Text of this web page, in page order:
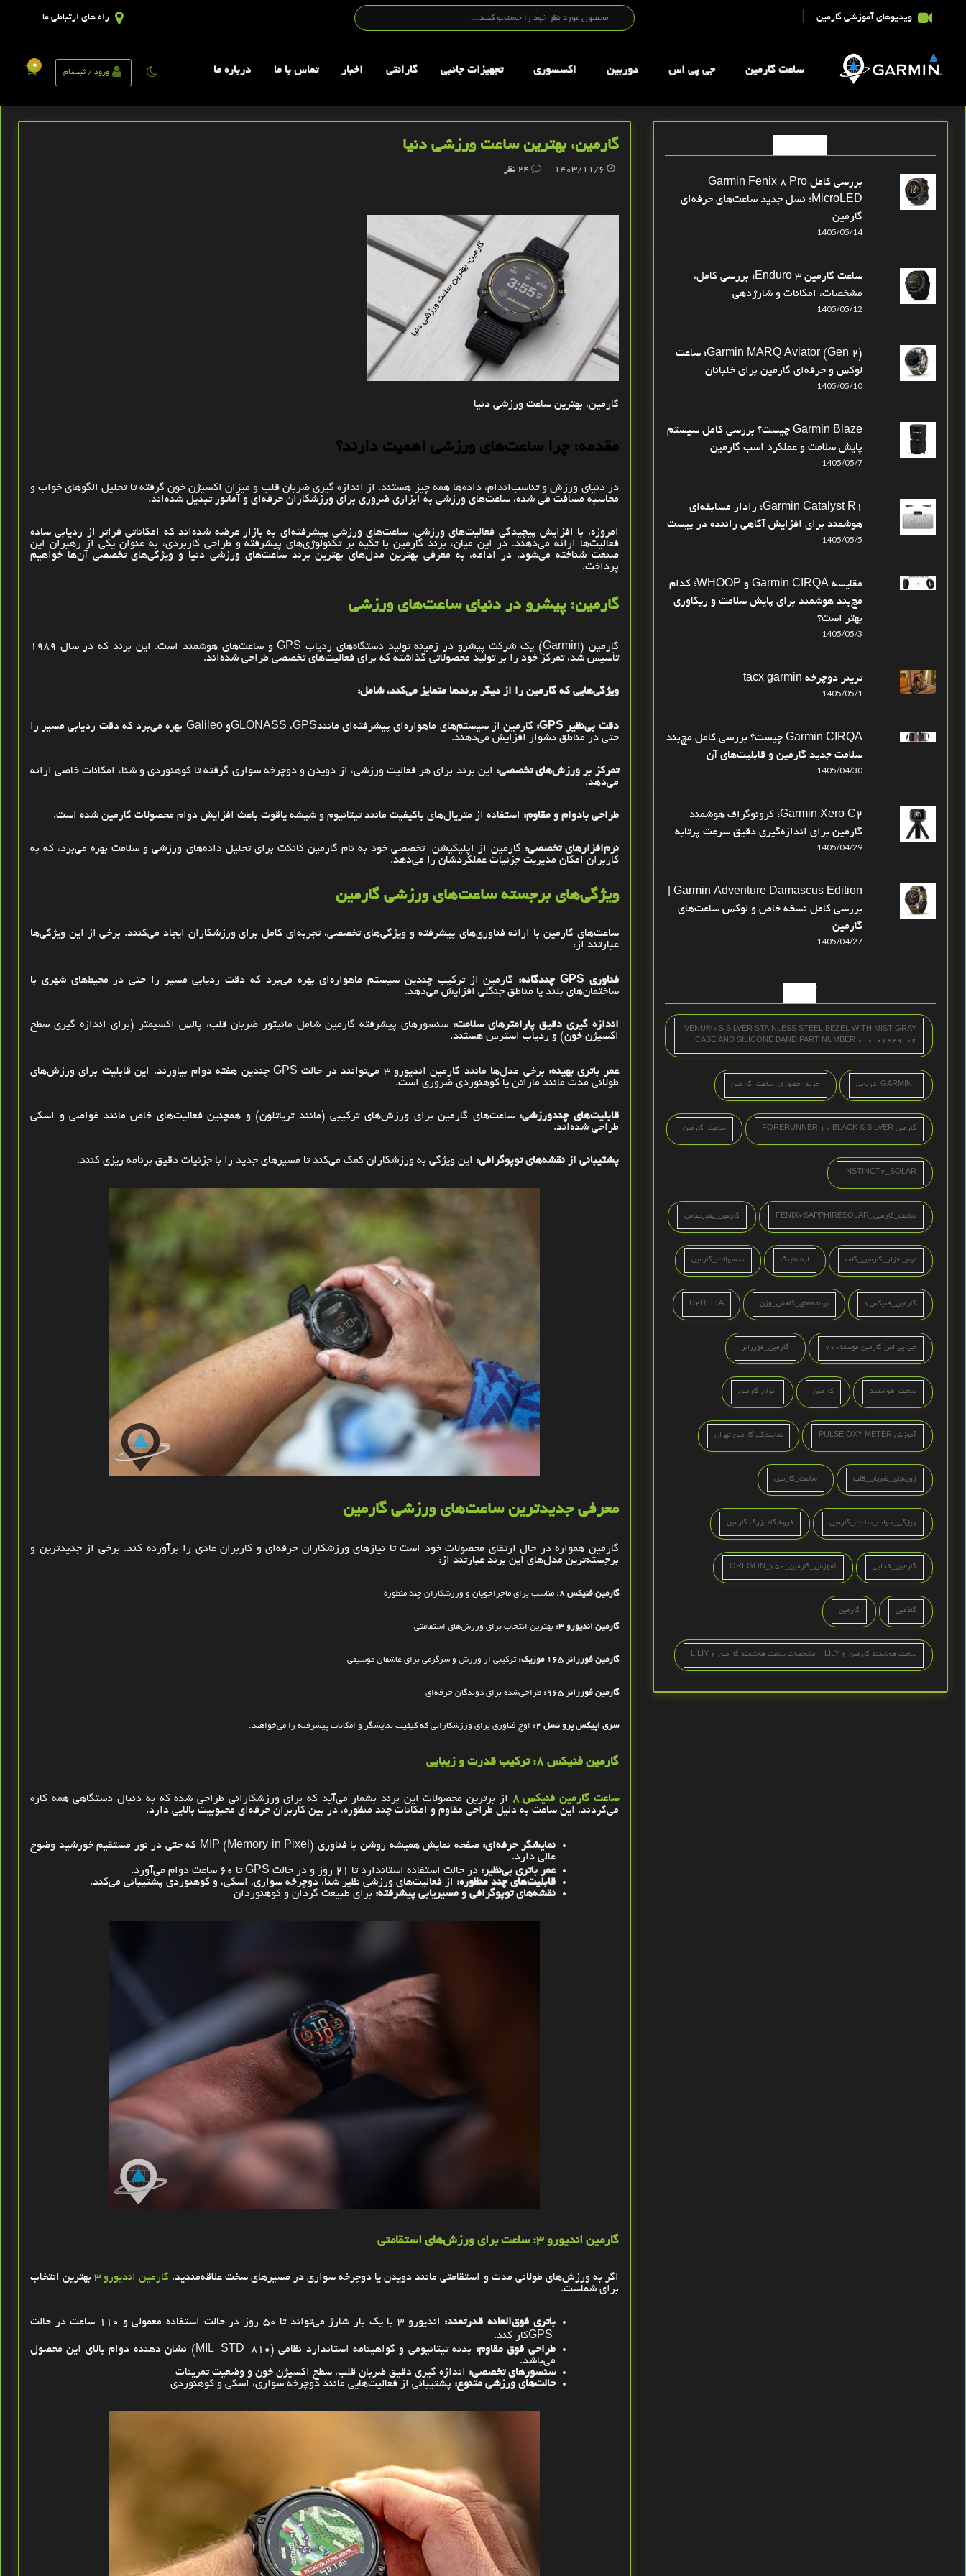
ویدیوهای آموزشی گارمین راه های ارتباطی ما
ورود / ثبت‌نام
0 ساعت گارمین جی پی اس دوربین اکسسوری تجهيزات جانبي گارانتی اخبار تماس با ما درباره ما
بررسی کامل Garmin Fenix 8 Pro
MicroLED؛ نسل جدید ساعت‌های حرفه‌ای
گارمین
1405/05/14
ساعت گارمین Enduro 3؛ بررسی کامل،
مشخصات، امکانات و شارژدهی
1405/05/12
Garmin MARQ Aviator (Gen 2)؛ ساعت
لوکس و حرفه‌ای گارمین برای خلبانان
1405/05/10
Garmin Blaze چیست؟ بررسی کامل سیستم
پایش سلامت و عملکرد اسب گارمین
1405/05/7
Garmin Catalyst R1؛ رادار مسابقه‌ای
هوشمند برای افزایش آگاهی راننده در پیست
1405/05/5
مقایسه Garmin CIRQA و WHOOP؛ کدام
مچ‌بند هوشمند برای پایش سلامت و ریکاوری
بهتر است؟
1405/05/3
ترینر دوچرخه tacx garmin
1405/05/1
Garmin CIRQA چیست؟ بررسی کامل مچ‌بند
سلامت جدید گارمین و قابلیت‌های آن
1405/04/30
Garmin Xero C2؛ کرونوگراف هوشمند
گارمین برای اندازه‌گیری دقیق سرعت پرتابه
1405/04/29
Garmin Adventure Damascus Edition |
بررسی کامل نسخه خاص و لوکس ساعت‌های
گارمین
1405/04/27
تگ ها
VENU® 2S SILVER STAINLESS STEEL BEZEL WITH MIST GRAY
CASE AND SILICONE BAND PART NUMBER 010-02429-02
خرید_حضوری_ساعت_گارمین
گارمین FORERUNNER 10 BLACK & SILVER ساعت_گارمین
INSTINCT2_SOLAR
ساعت_گارمین_FENIX7SAPPHIRESOLAR گارمین_بندرعباس
نرم_افزار_گارمین_گلف اینستینگ محصولات_گارمین
گارمین_فنیکس7 برنامه‌های_کاهش_وزن D2DELTA
جی پی اس گارمین مونتانا700 گارمین_فوررانر
ساعت_هوشمند کارمین ایران گارمین
آموزش PULSE OXY METER نمایندگی گارمین تهران
زون‌های_ضربان_قلب ساعت_گارمین
ویژگی_خواب_ساعت_گارمین فروشگاه بزرگ گارمين
گارمین_خدایی آموزش_گارمین_OREGON_750
گاذمين گارمین
ساعت هوشمند گارمین LILY 2 - مشخصات ساعت هوشمند گارمین LILIY 2
گارمین، بهترین ساعت‌ ورزشی دنیا
1403/11/6
24 نظر
گارمین، بهترین ساعت‌ ورزشی دنیا
مقدمه: چرا ساعت‌های ورزشی اهمیت دارند؟
در دنیای ورزش و تناسب‌اندام، داده‌ها همه‌ چیز هستند. از اندازه‌ گیری ضربان قلب و میزان اکسیژن خون گرفته تا تحلیل الگوهای خواب و
محاسبه مسافت طی ‌شده، ساعت‌های ورزشی به ابزاری ضروری برای ورزشکاران حرفه‌ای و آماتور تبدیل شده‌اند.
امروزه، با افزایش پیچیدگی فعالیت‌های ورزشی، ساعت‌های ورزشی پیشرفته‌ای به بازار عرضه شده‌اند که امکاناتی فراتر از ردیابی ساده
فعالیت‌ها ارائه می‌دهند. در این میان، برند گارمین با تکیه بر تکنولوژی‌های پیشرفته و طراحی کاربردی، به عنوان یکی از رهبران این
صنعت شناخته می‌شود. در ادامه، به معرفی بهترین مدل‌های بهترین برند ساعت‌های ورزشی دنیا و ویژگی‌های تخصصی آن‌ها خواهیم
پرداخت.
گارمین: پیشرو در دنیای ساعت‌های ورزشی
گارمین (Garmin) یک شرکت پیشرو در زمینه تولید دستگاه‌های ردیابGPS و ساعت‌های هوشمند است. این برند که در سال ۱۹۸۹
تأسیس شد، تمرکز خود را بر تولید محصولاتی گذاشته که برای فعالیت‌های تخصصی طراحی شده‌اند.
ویژگی‌هایی که گارمین را از دیگر برندها متمایز می‌کند، شامل:
دقت بی‌نظیر GPS
: گارمین از سیستم‌های ماهواره‌ای پیشرفته‌ای مانندGPS، GLONASSو Galileo بهره می‌برد که دقت ردیابی مسیر را
حتی در مناطق دشوار افزایش می‌دهند.
تمرکز بر ورزش‌های تخصصی: این برند برای هر فعالیت ورزشی، از دویدن و دوچرخه‌ سواری گرفته تا کوهنوردی و شنا، امکانات خاصی ارائه
می‌دهد.
طراحی بادوام و مقاوم: استفاده از متریال‌های باکیفیت مانند تیتانیوم و شیشه یاقوت باعث افزایش دوام محصولات گارمین شده است.
نرم‌افزارهای تخصصی: گارمین از اپلیکیشن تخصصی خود به نام گارمین کانکت برای تحلیل داده‌های ورزشی و سلامت بهره می‌برد، که به
کاربران امکان مدیریت جزئیات عملکردشان را می‌دهد.
ویژگی‌های برجسته ساعت‌های ورزشی گارمین
ساعت‌های گارمین با ارائه فناوری‌های پیشرفته و ویژگی‌های تخصصی، تجربه‌ای کامل برای ورزشکاران ایجاد می‌کنند. برخی از این ویژگی‌ها
عبارتند از:
فناوری GPSچندگانه: گارمین از ترکیب چندین سیستم ماهواره‌ای بهره می‌برد که دقت ردیابی مسیر را حتی در محیط‌های شهری با
ساختمان‌های بلند یا مناطق جنگلی افزایش می‌دهد.
اندازه ‌گیری دقیق پارامترهای سلامت: سنسورهای پیشرفته گارمین شامل مانیتور ضربان قلب، پالس اکسیمتر (برای اندازه ‌گیری سطح
اکسیژن خون) و ردیاب استرس هستند.
عمر باتری بهینه: برخی مدل‌ها مانند گارمین اندیورو 3 می‌توانند در حالت GPSچندین هفته دوام بیاورند. این قابلیت برای ورزش‌های
طولانی ‌مدت مانند ماراتن یا کوهنوردی ضروری است.
قابلیت‌های چندورزشی: ساعت‌های گارمین برای ورزش‌های ترکیبی (مانند تریاتلون) و همچنین فعالیت‌های خاص مانند غواصی و اسکی
طراحی شده‌اند.
پشتیبانی از نقشه‌های توپوگرافی: این ویژگی به ورزشکاران کمک می‌کند تا مسیرهای جدید را با جزئیات دقیق برنامه‌ ریزی کنند.
معرفی جدیدترین ساعت‌های ورزشی گارمین
گارمین همواره در حال ارتقای محصولات خود است تا نیازهای ورزشکاران حرفه‌ای و کاربران عادی را برآورده کند. برخی از جدیدترین و
برجسته‌ترین مدل‌های این برند عبارتند از:
گارمین فنیکس 8: مناسب برای ماجراجویان و ورزشکاران چند منظوره
گارمین اندیورو 3: بهترین انتخاب برای ورزش‌های استقامتی
گارمین فوررانر 165 موزیک: ترکیبی از ورزش و سرگرمی برای عاشقان موسیقی
گارمین فوررانر 965: طراحی‌شده برای دوندگان حرفه‌ای
سری اپیکس پرو نسل 2: اوج فناوری برای ورزشکارانی که کیفیت نمایشگر و امکانات پیشرفته را می‌خواهند.
گارمین فنیکس 8: ترکیب قدرت و زیبایی
ساعت گارمین فنیکس 8
از برترین محصولات این برند بشمار می‌آید که برای ورزشکارانی طراحی شده که به دنبال دستگاهی همه‌ کاره
می‌گردند. این ساعت به دلیل طراحی مقاوم و امکانات چند منظوره، در بین کاربران حرفه‌ای محبوبیت بالایی دارد.
نمایشگر حرفه‌ای: صفحه ‌نمایش همیشه روشن با فناوری MIP (Memory in Pixel) که حتی در نور مستقیم خورشید وضوح
عالی دارد.
عمر باتری بی‌نظیر: در حالت استفاده استاندارد تا 21 روز و در حالت GPSتا 60 ساعت دوام می‌آورد
.
قابلیت‌های چند منظوره: از فعالیت‌های ورزشی نظیر شنا، دوچرخه ‌سواری، اسکی، و کوهنوردی پشتیبانی می‌کند.
نقشه‌های توپوگرافی و مسیریابی پیشرفته: برای طبیعت ‌گردان و کوهنوردان
گارمین اندیورو 3: ساعت برای ورزش‌های استقامتی
اگر به ورزش‌های طولانی ‌مدت و استقامتی مانند دویدن یا دوچرخه ‌سواری در مسیرهای سخت علاقه‌مندید، گارمین اندیورو 3
بهترین انتخاب
برای شماست.
باتری فوق‌العاده قدرتمند: اندیورو 3 با یک بار شارژ می‌تواند تا 50 روز در حالت استفاده معمولی و 110 ساعت در حالت
GPSکار کند.
طراحی فوق مقاوم: بدنه تیتانیومی و گواهینامه استاندارد نظامی(MIL-STD-810) نشان‌ دهنده دوام بالای این محصول
می‌باشد.
سنسورهای تخصصی: اندازه ‌گیری دقیق ضربان قلب، سطح اکسیژن خون و وضعیت تمرینات
حالت‌های ورزشی متنوع: پشتیبانی از فعالیت‌هایی مانند دوچرخه ‌سواری، اسکی و کوهنوردی